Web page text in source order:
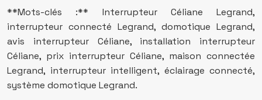
**Mots-clés :** Interrupteur Céliane Legrand,
interrupteur connecté Legrand, domotique Legrand,
avis interrupteur Céliane, installation interrupteur
Céliane, prix interrupteur Céliane, maison connectée
Legrand, interrupteur intelligent, éclairage connecté,
système domotique Legrand.